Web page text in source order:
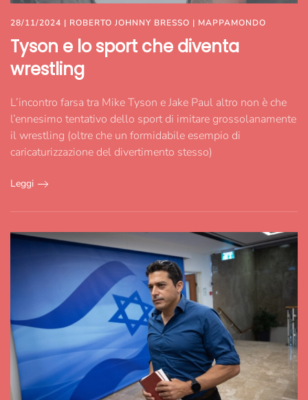
28/11/2024 | ROBERTO JOHNNY BRESSO | MAPPAMONDO
Tyson e lo sport che diventa
wrestling
L’incontro farsa tra Mike Tyson e Jake Paul altro non è che
l’ennesimo tentativo dello sport di imitare grossolanamente
il wrestling (oltre che un formidabile esempio di
caricaturizzazione del divertimento stesso)
Leggi